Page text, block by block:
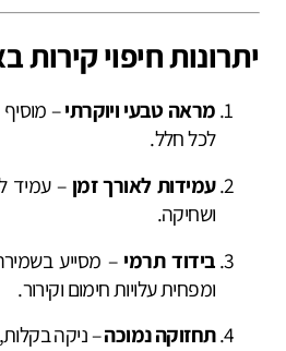
יתרונות חיפוי קירות
מראה טבעי ויוקרתי– מוסיף
לכל חלל.
עמידות לאורך זמן – עמיד
ושחיקה.
בידוד תרמי – מסייע
ומפחית עלויות חימום וקירור.
תחזוקה נמוכה– ניקה